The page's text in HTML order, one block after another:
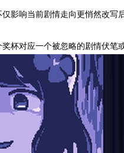
响当前剧情走向更悄然改写
对应一个被忽略的剧情伏笔或